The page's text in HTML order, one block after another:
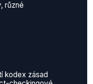
různé
kodex zásad